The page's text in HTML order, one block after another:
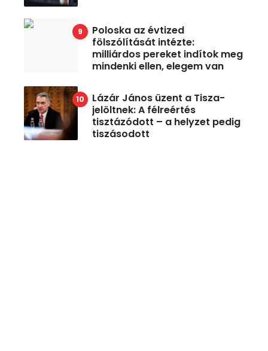
Poloska az évtized
fölszólítását intézte:
milliárdos pereket indítok meg
mindenki ellen, elegem van
Lázár János üzent a Tisza-
jelöltnek: A félreértés
tisztázódott – a helyzet pedig
tiszásodott